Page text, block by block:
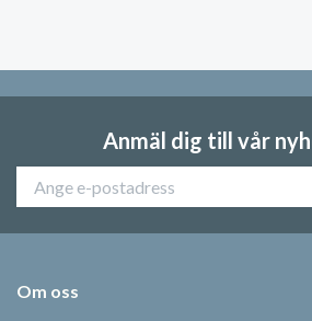
Anmäl dig till vår
Om oss